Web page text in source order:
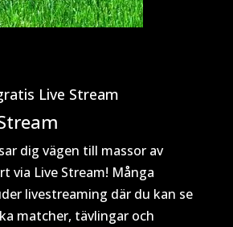
Live Stream
dig vägen till massor av
via Live Stream! Många
livestreaming där du kan se
matcher, tävlingar och